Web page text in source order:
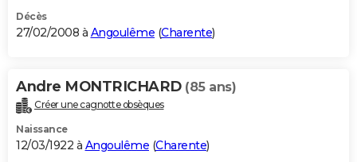
Décès
27/02/2008 à Angoulême (Charente)
Andre MONTRICHARD (85 ans)
Créer une cagnotte obsèques
Naissance
12/03/1922 à Angoulême (Charente)